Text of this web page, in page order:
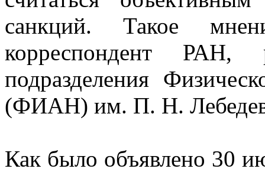
санкций. Такое
корреспондент РАН,
подразделения
(ФИАН) им. П. Н.
Как было объявлено 30